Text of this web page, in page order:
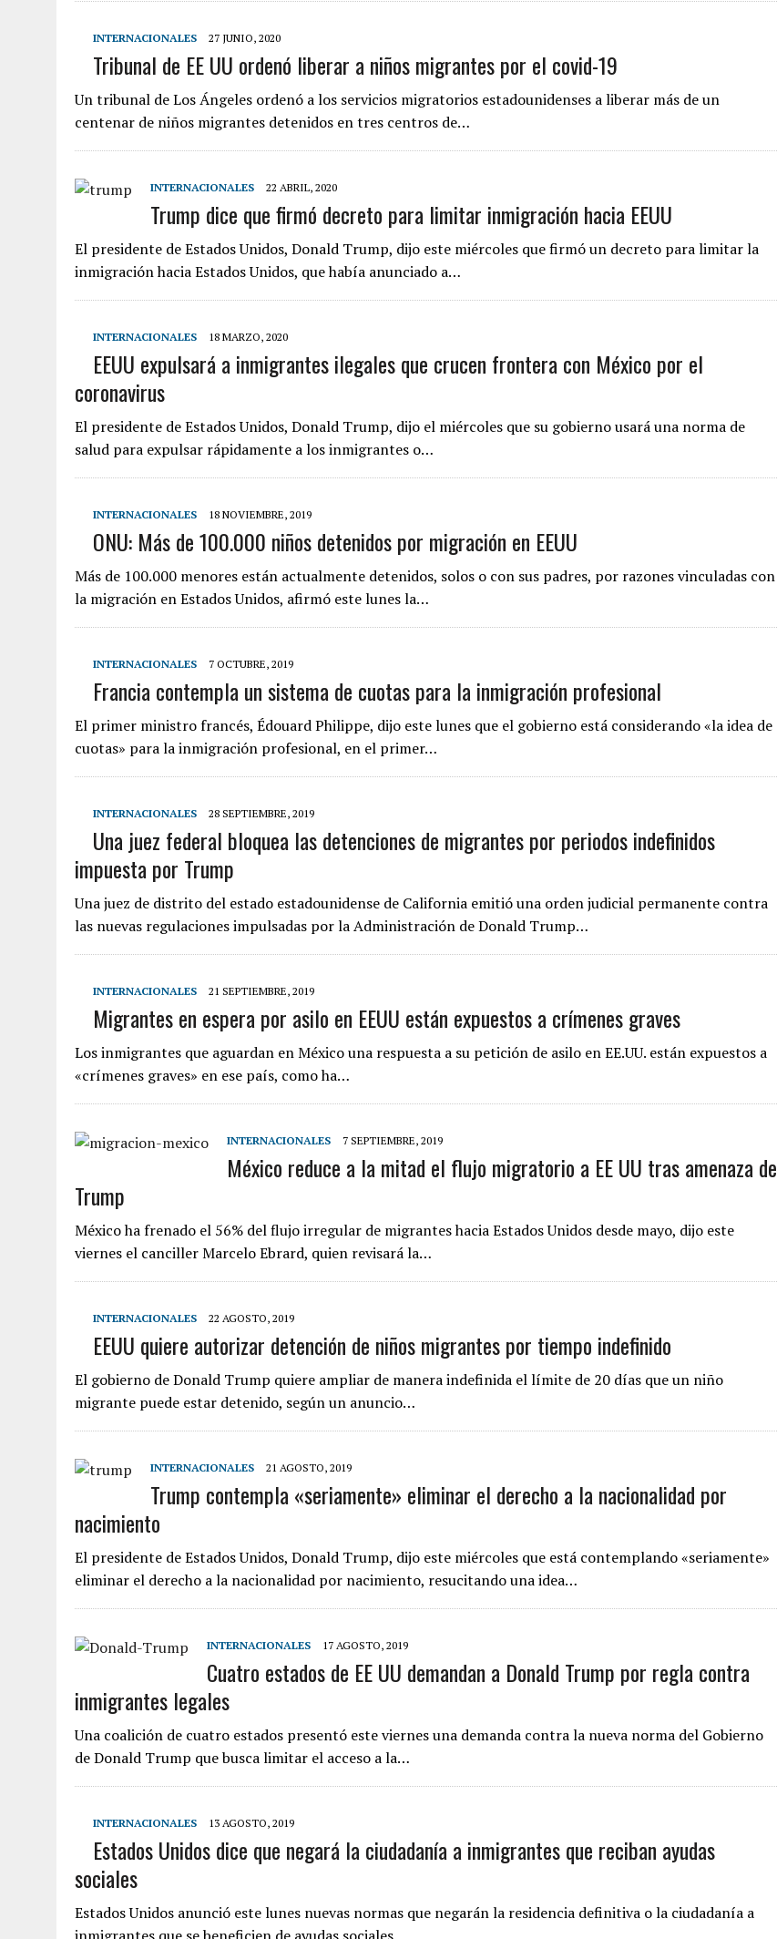
INTERNACIONALES 27 JUNIO, 2020
Tribunal de EE UU ordenó liberar a niños migrantes por el covid-19
Un tribunal de Los Ángeles ordenó a los servicios migratorios estadounidenses a liberar más de un
centenar de niños migrantes detenidos en tres centros de…
INTERNACIONALES 22 ABRIL, 2020
Trump dice que firmó decreto para limitar inmigración hacia EEUU
El presidente de Estados Unidos, Donald Trump, dijo este miércoles que firmó un decreto para limitar la
inmigración hacia Estados Unidos, que había anunciado a…
INTERNACIONALES 18 MARZO, 2020
EEUU expulsará a inmigrantes ilegales que crucen frontera con México por el
coronavirus
El presidente de Estados Unidos, Donald Trump, dijo el miércoles que su gobierno usará una norma de
salud para expulsar rápidamente a los inmigrantes o…
INTERNACIONALES 18 NOVIEMBRE, 2019
ONU: Más de 100.000 niños detenidos por migración en EEUU
Más de 100.000 menores están actualmente detenidos, solos o con sus padres, por razones vinculadas con
la migración en Estados Unidos, afirmó este lunes la…
INTERNACIONALES 7 OCTUBRE, 2019
Francia contempla un sistema de cuotas para la inmigración profesional
El primer ministro francés, Édouard Philippe, dijo este lunes que el gobierno está considerando «la idea de
cuotas» para la inmigración profesional, en el primer…
INTERNACIONALES 28 SEPTIEMBRE, 2019
Una juez federal bloquea las detenciones de migrantes por periodos indefinidos
impuesta por Trump
Una juez de distrito del estado estadounidense de California emitió una orden judicial permanente contra
las nuevas regulaciones impulsadas por la Administración de Donald Trump…
INTERNACIONALES 21 SEPTIEMBRE, 2019
Migrantes en espera por asilo en EEUU están expuestos a crímenes graves
Los inmigrantes que aguardan en México una respuesta a su petición de asilo en EE.UU. están expuestos a
«crímenes graves» en ese país, como ha…
INTERNACIONALES 7 SEPTIEMBRE, 2019
México reduce a la mitad el flujo migratorio a EE UU tras amenaza de
Trump
México ha frenado el 56% del flujo irregular de migrantes hacia Estados Unidos desde mayo, dijo este
viernes el canciller Marcelo Ebrard, quien revisará la…
INTERNACIONALES 22 AGOSTO, 2019
EEUU quiere autorizar detención de niños migrantes por tiempo indefinido
El gobierno de Donald Trump quiere ampliar de manera indefinida el límite de 20 días que un niño
migrante puede estar detenido, según un anuncio…
INTERNACIONALES 21 AGOSTO, 2019
Trump contempla «seriamente» eliminar el derecho a la nacionalidad por
nacimiento
El presidente de Estados Unidos, Donald Trump, dijo este miércoles que está contemplando «seriamente»
eliminar el derecho a la nacionalidad por nacimiento, resucitando una idea…
INTERNACIONALES 17 AGOSTO, 2019
Cuatro estados de EE UU demandan a Donald Trump por regla contra
inmigrantes legales
Una coalición de cuatro estados presentó este viernes una demanda contra la nueva norma del Gobierno
de Donald Trump que busca limitar el acceso a la…
INTERNACIONALES 13 AGOSTO, 2019
Estados Unidos dice que negará la ciudadanía a inmigrantes que reciban ayudas
sociales
Estados Unidos anunció este lunes nuevas normas que negarán la residencia definitiva o la ciudadanía a